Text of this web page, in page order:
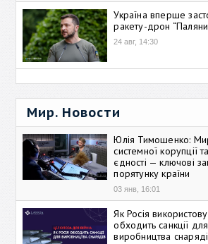
Україна вперше
ракету-дрон
24 авг, 14:30
Мир. Новости
Юлія Тимошенко:
системної корупції
єдності — ключові
порятунку країни
03 янв, 16:01
Як Росія
обходить санкції
виробництва